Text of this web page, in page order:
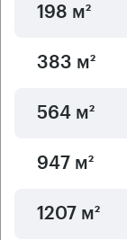
198 м²
383 м²
564 м²
947 м²
1207 м²